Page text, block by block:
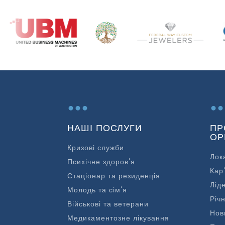
...
НАШІ ПОСЛУГИ
Кризові служби
Психічне здоров'я
Стаціонар та резиденція
Молодь та сім'я
Військові та ветерани
Медикаментозне лікування